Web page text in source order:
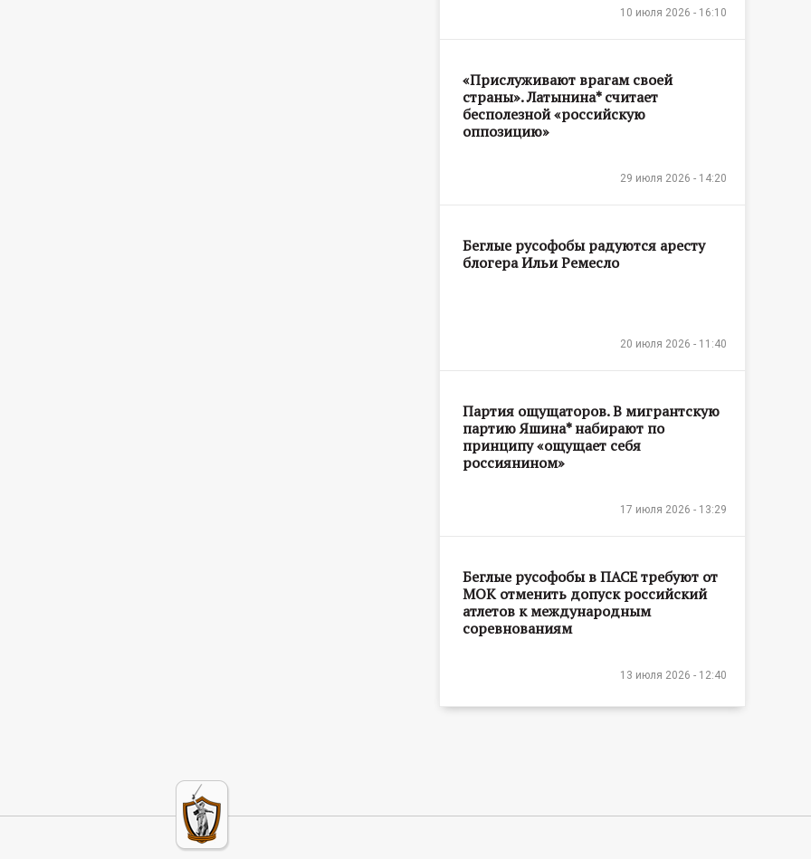
10 июля 2026 - 16:10
«Прислуживают врагам своей
страны». Латынина* считает
бесполезной «российскую
оппозицию»
29 июля 2026 - 14:20
Беглые русофобы радуются аресту
блогера Ильи Ремесло
20 июля 2026 - 11:40
Партия ощущаторов. В мигрантскую
партию Яшина* набирают по
принципу «ощущает себя
россиянином»
17 июля 2026 - 13:29
Беглые русофобы в ПАСЕ требуют от
МОК отменить допуск российский
атлетов к международным
соревнованиям
13 июля 2026 - 12:40